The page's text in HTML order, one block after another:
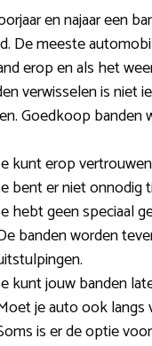
en najaar een
De meeste
erop en als het
verwisselen is niet
Goedkoop banden
kunt erop
bent er niet onnodig
hebt geen speciaal
banden worden
kunt jouw banden
je auto ook langs
is er de optie